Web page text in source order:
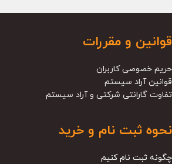
قوانین و مقررات
حریم خصوصی کاربران
قوانین آراد سیستم
تفاوت گارانتی شرکتی و آراد سیستم
نحوه ثبت نام و خرید
چگونه ثبت نام کنیم